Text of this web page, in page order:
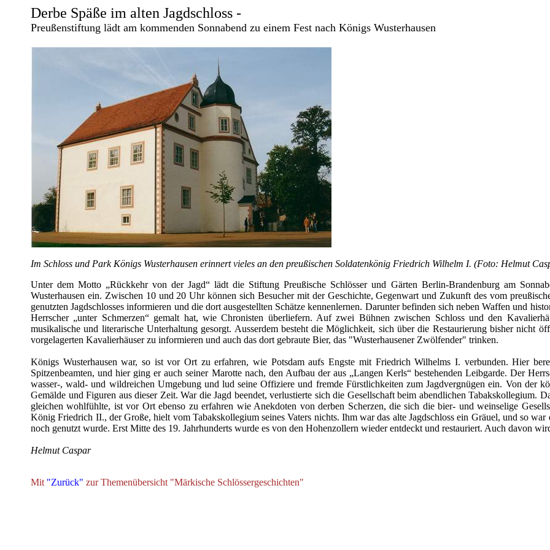
Derbe Späße im alten Jagdschloss -
Preußenstiftung lädt am kommenden Sonnabend zu einem Fest nach Königs Wusterhausen
Im Schloss und Park Königs Wusterhausen erinnert vieles an den preußischen Soldatenkönig Friedrich Wilhelm I. (Foto: Helmut
Unter dem Motto „Rückkehr von der Jagd“ lädt die Stiftung Preußische Schlösser und Gärten Berlin-Brandenburg am
Wusterhausen ein. Zwischen 10 und 20 Uhr können sich Besucher mit der Geschichte, Gegenwart und Zukunft des vom
genutzten Jagdschlosses informieren und die dort ausgestellten Schätze kennenlernen. Darunter befinden sich neben Waffen und
Herrscher „unter Schmerzen“ gemalt hat, wie Chronisten überliefern. Auf zwei Bühnen zwischen Schloss und den
musikalische und literarische Unterhaltung gesorgt. Ausserdem besteht die Möglichkeit, sich über die Restaurierung bisher nicht
vorgelagerten Kavalierhäuser zu informieren und auch das dort gebraute Bier, das "Wusterhausener Zwölfender" trinken.
Königs Wusterhausen war, so ist vor Ort zu erfahren, wie Potsdam aufs Engste mit Friedrich Wilhelms I. verbunden. Hier
Spitzenbeamten, und hier ging er auch seiner Marotte nach, den Aufbau der aus „Langen Kerls“ bestehenden Leibgarde. Der
wasser-, wald- und wildreichen Umgebung und lud seine Offiziere und fremde Fürstlichkeiten zum Jagdvergnügen ein. Von der
Gemälde und Figuren aus dieser Zeit. War die Jagd beendet, verlustierte sich die Gesellschaft beim abendlichen Tabakskollegium.
gleichen wohlfühlte, ist vor Ort ebenso zu erfahren wie Anekdoten von derben Scherzen, die sich die bier- und weinselige
König Friedrich II., der Große, hielt vom Tabakskollegium seines Vaters nichts. Ihm war das alte Jagdschloss ein Gräuel, und so
noch genutzt wurde. Erst Mitte des 19. Jahrhunderts wurde es von den Hohenzollern wieder entdeckt und restauriert. Auch davon
Helmut Caspar
Mit "Zurück" zur Themenübersicht "Märkische Schlössergeschichten"